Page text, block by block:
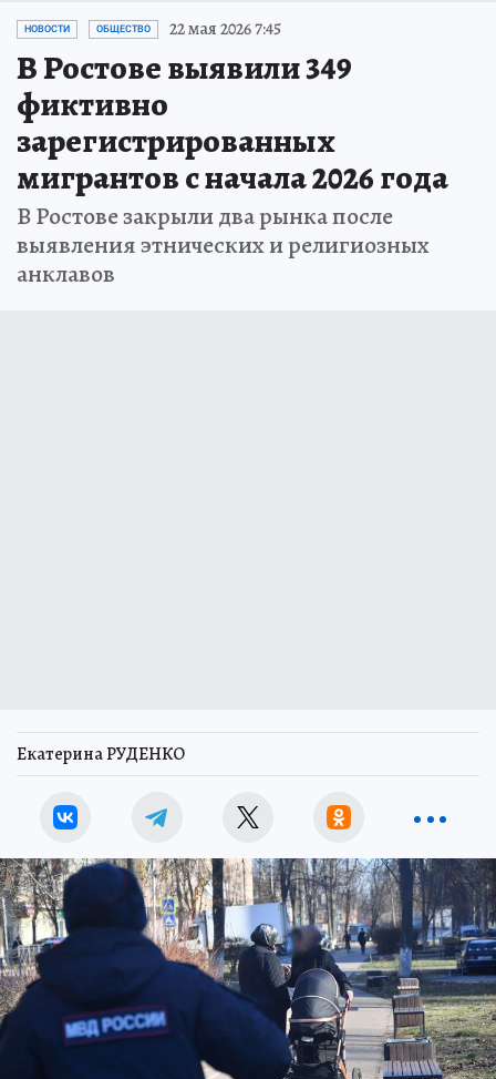
НОВОСТИ ОБЩЕСТВО 22 мая 2026 7:45
В Ростове выявили 349
фиктивно
зарегистрированных
мигрантов с начала 2026 года
В Ростове закрыли два рынка после
выявления этнических и религиозных
анклавов
Екатерина РУДЕНКО